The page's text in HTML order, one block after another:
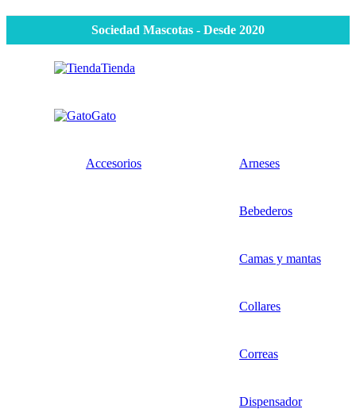
Sociedad Mascotas - Desde 2020
Tienda
Gato
Accesorios Arneses
Bebederos
Camas y mantas
Collares
Correas
Dispensador